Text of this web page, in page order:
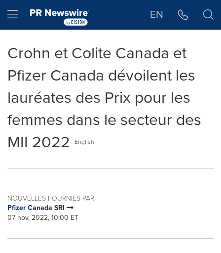
Hamburger menu EN
Crohn et Colite Canada et
Pfizer Canada dévoilent les
lauréates des Prix pour les
femmes dans le secteur des
MII 2022
English
NOUVELLES FOURNIES PAR
Pfizer Canada SRI
07 nov, 2022, 10:00 ET